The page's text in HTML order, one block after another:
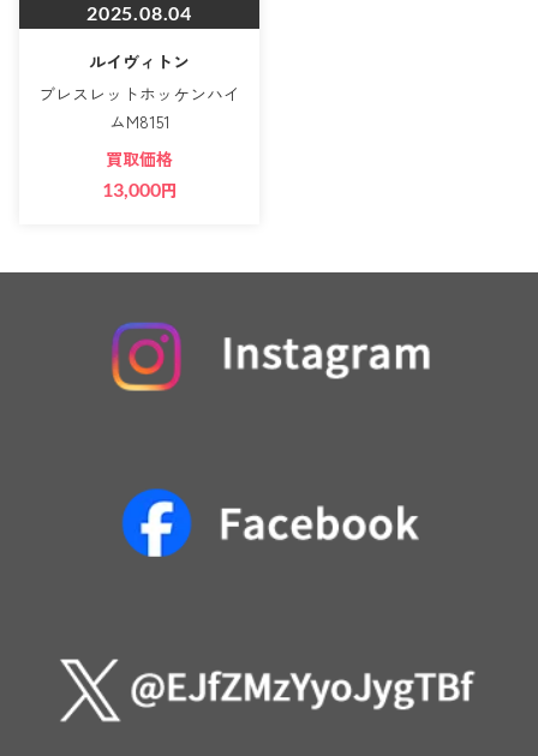
2025.08.04
ルイヴィトン
ブレスレットホッケンハイ
ムM8151
買取価格
13,000円